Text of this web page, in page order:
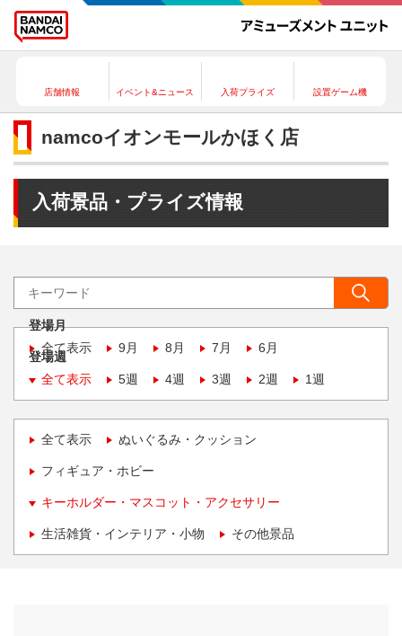
店舗情報 イベント&ニュース 入荷プライズ 設置ゲーム機
namcoイオンモールかほく店
入荷景品・プライズ情報
登場月
全て表示
9月 8月 7月 6月
登場週
全て表示
5週 4週 3週 2週 1週
全て表示 ぬいぐるみ・クッション
フィギュア・ホビー
キーホルダー・マスコット・アクセサリー
生活雑貨・インテリア・小物 その他景品